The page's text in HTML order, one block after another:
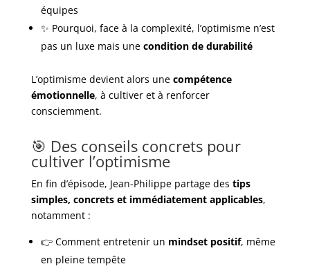
équipes
✨ Pourquoi, face à la complexité, l’optimisme n’est
pas un luxe mais une condition de durabilité
L’optimisme devient alors une compétence
émotionnelle, à cultiver et à renforcer
consciemment.
🎯 Des conseils concrets pour
cultiver l’optimisme
En fin d’épisode, Jean-Philippe partage des tips
simples, concrets et immédiatement applicables,
notamment :
👉 Comment entretenir un mindset positif, même
en pleine tempête